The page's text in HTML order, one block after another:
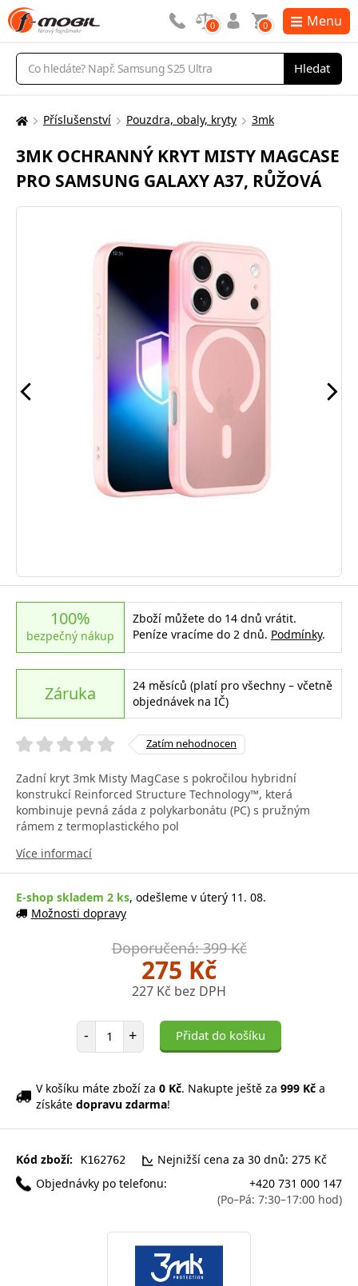
Vyhledávání
Hledat
0 0 Menu
Zde
nacházíte:
Příslušenství Pouzdra, obaly, kryty 3mk
3MK OCHRANNÝ KRYT MISTY MAGCASE
PRO SAMSUNG GALAXY A37, RŮŽOVÁ
100%
bezpečný nákup
Zboží můžete do 14 dnů vrátit.
Peníze vracíme do 2 dnů. Podmínky.
Záruka
24 měsíců (platí pro všechny – včetně
objednávek na IČ)
Zatím nehodnocen
Zadní kryt 3mk Misty MagCase s pokročilou hybridní
konstrukcí Reinforced Structure Technology™, která
kombinuje pevná záda z polykarbonátu (PC) s pružným
rámem z termoplastického pol
Více informací
E-shop skladem 2 ks, odešleme v úterý 11. 08.
Možnosti dopravy
Doporučená: 399 Kč
275 Kč
227 Kč bez DPH
- Počet položek
+ Přidat do košíku
V košíku máte zboží za 0 Kč. Nakupte ještě za 999 Kč a
získáte dopravu zdarma!
Kód zboží: K162762
Nejnižší cena za 30 dnů: 275 Kč
Objednávky po telefonu:
+420 731 000 147
(Po–Pá: 7:30–17:00 hod)